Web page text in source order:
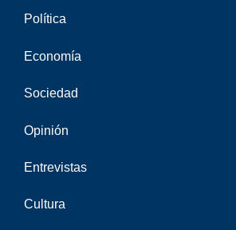
Política
Economía
Sociedad
Opinión
Entrevistas
Cultura